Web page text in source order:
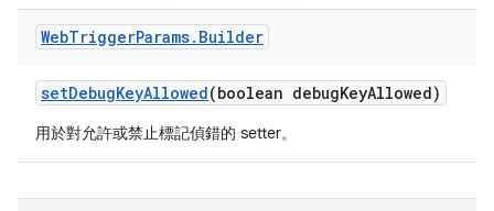
WebTriggerParams. Builder
setDebugKeyAllowed(boolean debugKeyAllowed)
用於對允許或禁止標記偵錯的 setter。